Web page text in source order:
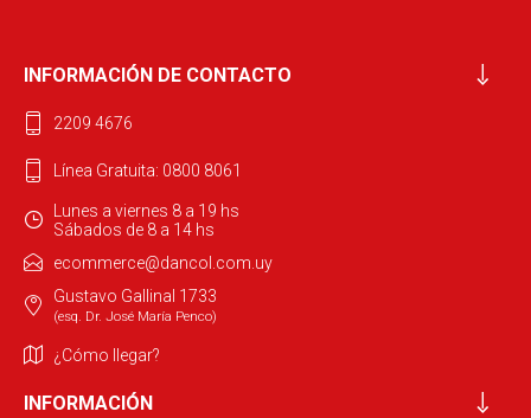
INFORMACIÓN DE CONTACTO
2209 4676
Línea Gratuita: 0800 8061
Lunes a viernes 8 a 19 hs
Sábados de 8 a 14 hs
ecommerce@dancol.com.uy
Gustavo Gallinal 1733
(esq. Dr. José María Penco)
¿Cómo llegar?
INFORMACIÓN